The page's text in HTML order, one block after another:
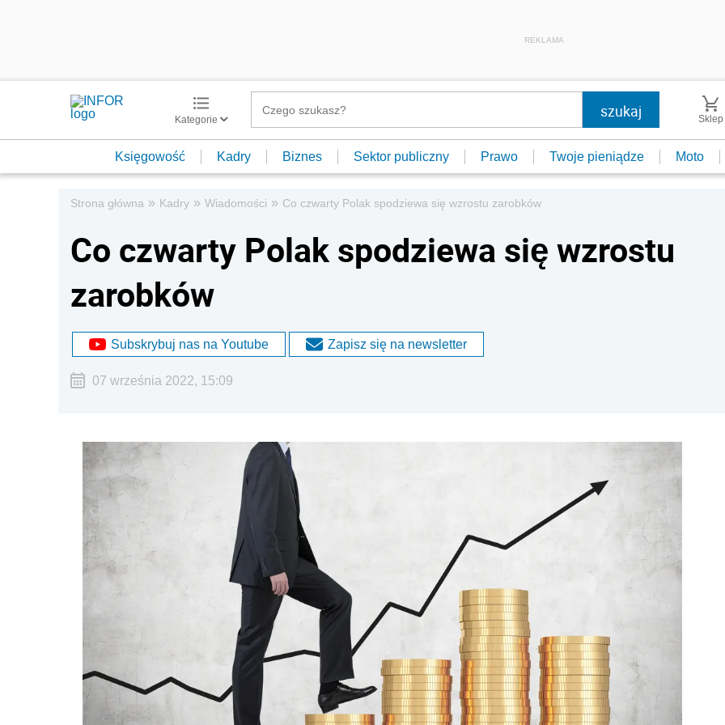
REKLAMA
Kategorie Sklep
Księgowość Kadry Biznes Sektor publiczny Prawo Twoje pieniądze Moto
Strona główna » Kadry » Wiadomości » Co czwarty Polak spodziewa się wzrostu zarobków
Co czwarty Polak spodziewa się wzrostu
zarobków
Subskrybuj nas na Youtube Zapisz się na newsletter
07 września 2022, 15:09